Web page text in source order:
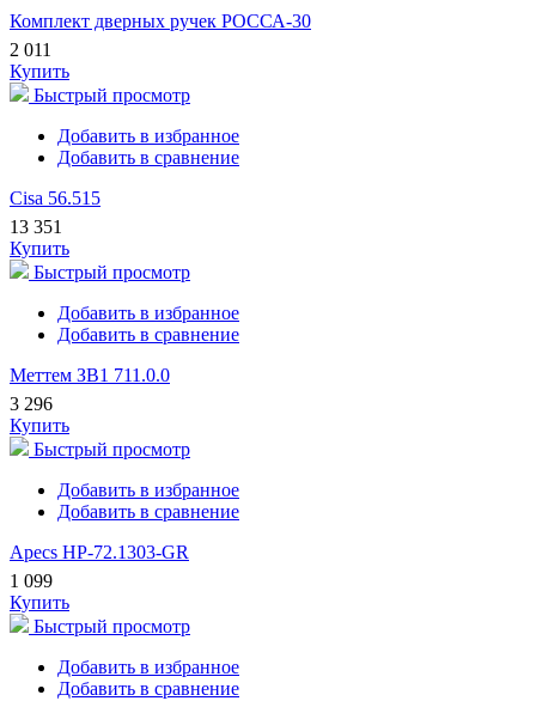
Комплект дверных ручек РОССА-30
2 011
Купить
Быстрый просмотр
Добавить в избранное
Добавить в сравнение
Cisa 56.515
13 351
Купить
Быстрый просмотр
Добавить в избранное
Добавить в сравнение
Меттем ЗВ1 711.0.0
3 296
Купить
Быстрый просмотр
Добавить в избранное
Добавить в сравнение
Apecs HP-72.1303-GR
1 099
Купить
Быстрый просмотр
Добавить в избранное
Добавить в сравнение